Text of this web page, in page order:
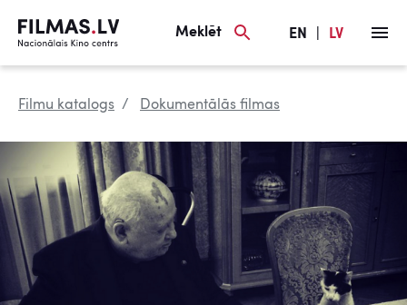
Meklēt EN LV
Filmu katalogs Dokumentālās filmas